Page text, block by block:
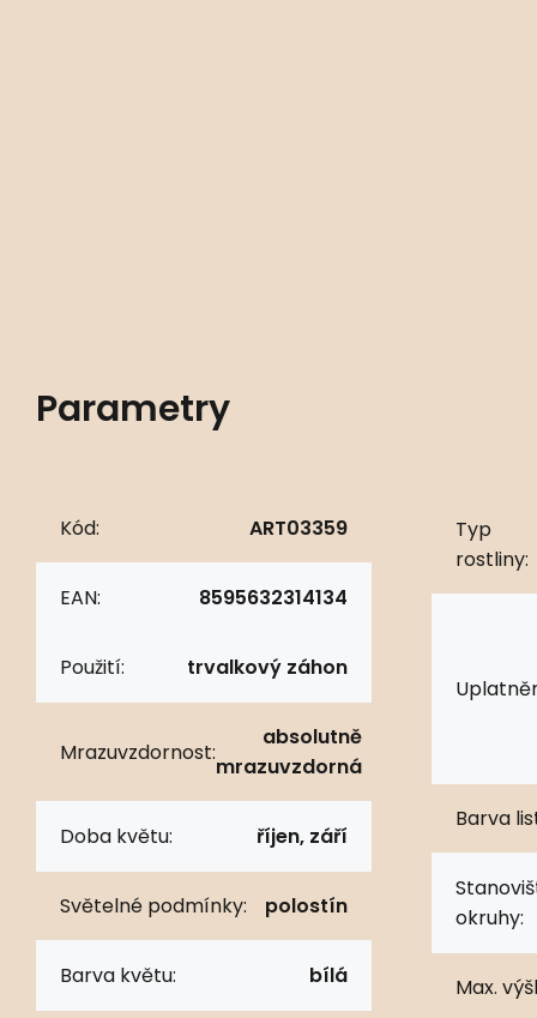
Parametry
Kód: ART03359
EAN: 8595632314134
Použití: trvalkový záhon
Mrazuvzdornost:
absolutně
mrazuvzdorná
Doba květu: říjen, září
Světelné podmínky: polostín
Barva květu: bílá
Typ
rostliny:
Barva
okruhy:
Max.